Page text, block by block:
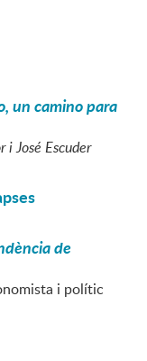
un camino para
i José Escuder
de
i polític